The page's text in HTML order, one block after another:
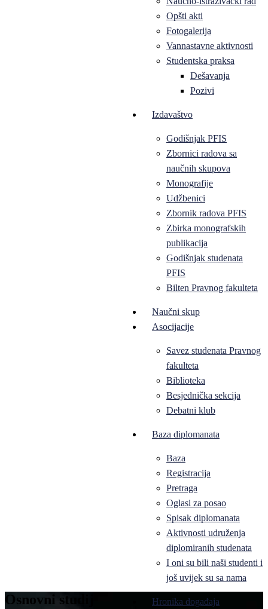
Opšti akti
Fotogalerija
Vannastavne aktivnosti
Studentska praksa
Dešavanja
Pozivi
Izdavaštvo
Godišnjak PFIS
Zbornici radova sa
naučnih skupova
Monografije
Udžbenici
Zbornik radova PFIS
Zbirka monografskih
publikacija
Godišnjak studenata
PFIS
Bilten Pravnog fakulteta
Naučni skup
Asocijacije
Savez studenata Pravnog
fakulteta
Biblioteka
Besjednička sekcija
Debatni klub
Baza diplomanata
Baza
Registracija
Pretraga
Oglasi za posao
Spisak diplomanata
Aktivnosti udruženja
diplomiranih studenata
I oni su bili naši studenti i
još uvijek su sa nama
Hronika događaja
Osnovni studij